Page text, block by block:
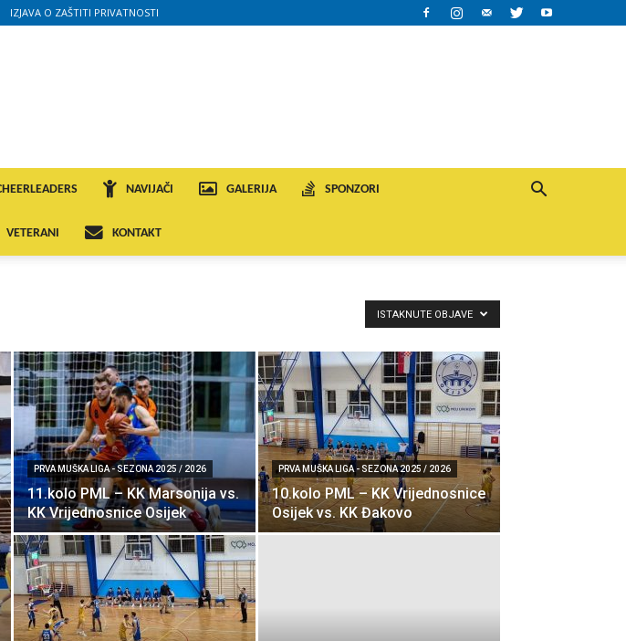
IZJAVA O ZAŠTITI PRIVATNOSTI
NAVIJAČI GALERIJA SPONZORI
VETERANI KONTAKT
ISTAKNUTE OBJAVE
PRVA MUŠKA LIGA - SEZONA 2025 / 2026
11.kolo PML – KK Marsonija vs.
KK Vrijednosnice Osijek
PRVA MUŠKA LIGA - SEZONA 2025 / 2026
10.kolo PML – KK Vrijednosnice
Osijek vs. KK Đakovo